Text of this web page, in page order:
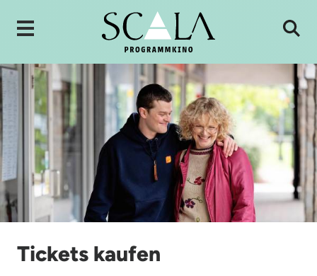
Tickets kaufen